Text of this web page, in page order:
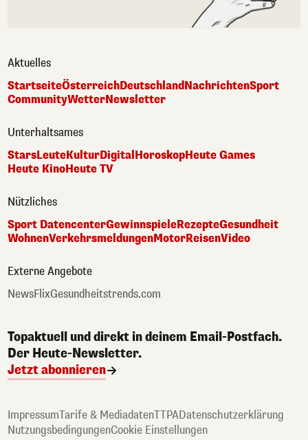
Aktuelles
StartseiteÖsterreichDeutschlandNachrichtenSport
CommunityWetterNewsletter
Unterhaltsames
StarsLeuteKulturDigital HoroskopHeute Games
Heute KinoHeute TV
Nützliches
Sport DatencenterGewinnspieleRezepteGesundheit
WohnenVerkehrsmeldungenMotorReisenVideo
Externe Angebote
NewsFlixGesundheitstrends.com
Topaktuell und direkt in deinem Email-Postfach.
Der Heute-Newsletter.
Jetzt abonnieren
ImpressumTarife & MediadatenTTPADatenschutzerklärung
NutzungsbedingungenCookie Einstellungen